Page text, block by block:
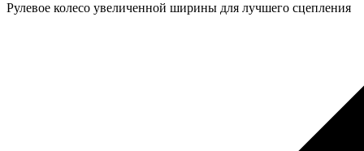
Рулевое колесо увеличенной ширины для лучшего сцепления